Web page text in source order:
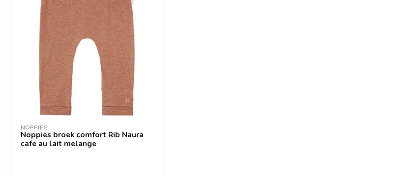
NOPPIES
Noppies broek comfort Rib Naura
cafe au lait melange